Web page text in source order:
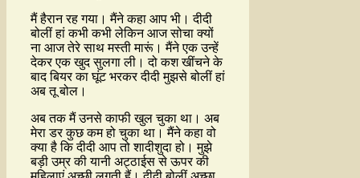
मैं हैरान रह गया। मैंने कहा आप भी। दीदी
बोलीं हां कभी कभी लेकिन आज सोचा क्यों
ना आज तेरे साथ मस्ती मारूं। मैंने एक उन्हें
देकर एक खुद सुलगा ली। दो कश खींचने के
बाद बियर का घूंट भरकर दीदी मुझसे बोलीं हां
अब तू बोल।
अब तक मैं उनसे काफी खुल चुका था। अब
मेरा डर कुछ कम हो चुका था। मैंने कहा वो
क्या है कि दीदी आप तो शादीशुदा हो। मुझे
बड़ी उम्र की यानी अट्ठाईस से ऊपर की